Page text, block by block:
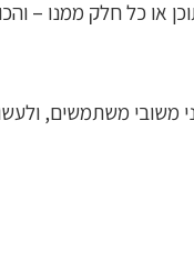
כל חלק ממנו –
משובי משתמשים,